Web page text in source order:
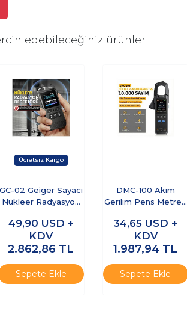
edebileceğiniz ürünler
GC-02 Geiger Sayacı
Nükleer Radyasyon
49,90 USD +
KDV
2.862,86 TL
Sepete Ekle
DMC-100 Akım
Gerilim Pens Metre |
True RMS
Multimetre
34,65 USD +
KDV
1.987,94 TL
Sepete Ekle